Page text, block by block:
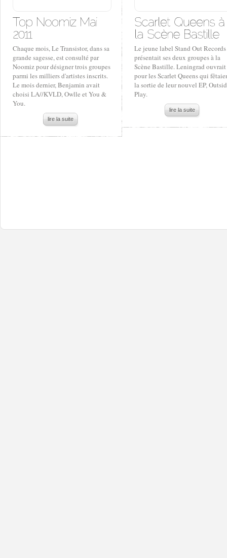
Chaque mois, Le Transistor, dans sa
grande sagesse, est consulté par
Noomiz pour désigner trois groupes
parmi les milliers d'artistes inscrits.
Le mois dernier, Benjamin avait
choisi LA//KVLD, Owlle et You &
You.
lire la suite
Le jeune label Stand Out Records
présentait ses deux groupes à la
Scène Bastille. Leningrad ouvrait
pour les Scarlet Queens qui
la sortie de leur nouvel EP,
Play.
lire la suite